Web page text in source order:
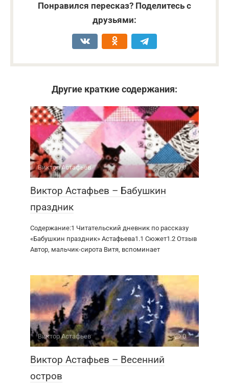
Понравился пересказ? Поделитесь с
друзьями:
Другие краткие содержания:
Виктор Астафьев 0
Виктор Астафьев – Бабушкин
праздник
Содержание:1 Читательский дневник по рассказу
«Бабушкин праздник» Астафьева1.1 Сюжет1.2 Отзыв
Автор, мальчик-сирота Витя, вспоминает
Виктор Астафьев 0
Виктор Астафьев – Весенний
остров